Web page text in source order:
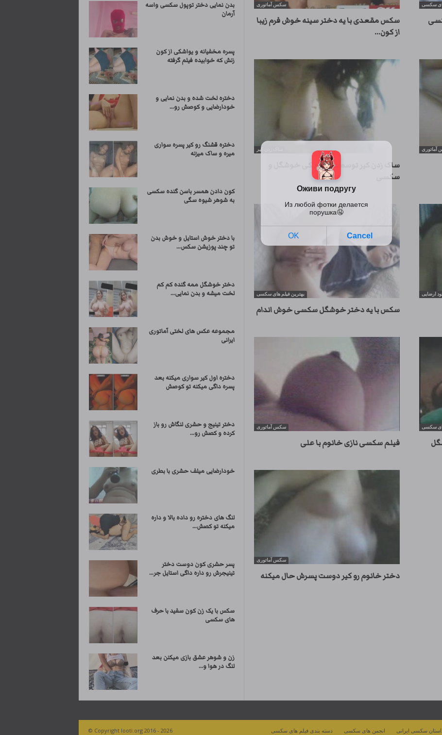
سکس آماتوری
سکس مقعدی با یه دختر سینه خوش فرم زیبا
از کون...
سکسی
ساک زدن کیر
ساک زدن کیر توسط دختر اراکی خوشگل و
سکسی
بهترین فیلم های سکسی
سکس با یه دختر خوشگل سکسی خوش اندام
ارضایی
سکس آماتوری
فیلم سکسی نازی خانوم با علی
سکسی
سکس آماتوری
دختر خانوم رو کیر دوست پسرش حال میکنه
بدن نمایی دختر توپول سکسی واسه
آرمان
پسره مخفیانه و یواشکی از کون
زنش که خوابیده فیلم گرفته
دختره لخت شده و بدن نمایی و
خودارضایی و کوصش رو...
دختره قشنگ رو کیر پسره سواری
میره و ساک میزنه
کون دادن همسر باسن گنده سکسی
به شوهر شیوه سگی
با دختر خوش استایل و خوش بدن
تو چند پوزیشن سکس...
دختر خوشگل ممه گنده کم کم
لخت میشه و بدن نمایی...
مجموعه عکس های لختی آماتوری
ایرانی
دختره اول کیر سواری میکنه بعد
پسره داگی میکنه تو کوصش
دختر تینیج و حشری لنگاش رو باز
کرده و کصش رو...
خودارضایی میلف حشری با بطری
لنگ های دختره رو داده بالا و داره
میکنه تو کصش...
پسر حشری کون دوست دختر
تینیجرش رو داره داگی استایل جر...
سکس با یک زن کون سفید با حرف
های سکسی
زن و شوهر عشق بازی میکنن بعد
لنگ در هوا و...
دسته بندی فیلم های سکسی انجمن های سکسی سکسی ایرانی © Copyright looti.org 2016 - 2026